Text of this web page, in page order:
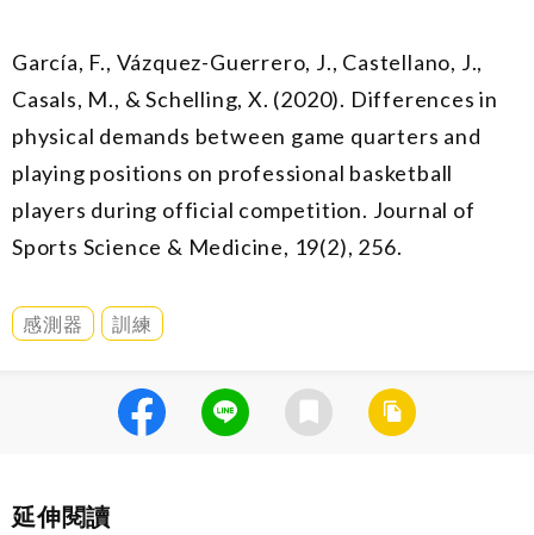
García, F., Vázquez-Guerrero, J., Castellano, J.,
Casals, M., & Schelling, X. (2020). Differences in
physical demands between game quarters and
playing positions on professional basketball
players during official competition. Journal of
Sports Science & Medicine, 19(2), 256.
感測器 訓練
延伸閱讀